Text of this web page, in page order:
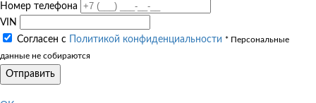
Номер телефона
VIN
Согласен с
Политикой конфиденциальности * Персональные
данные не собираются
Отправить